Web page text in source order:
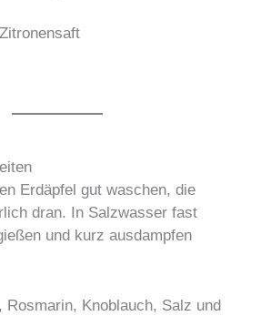
Erdäpfel gut waschen, die
dran. In Salzwasser fast
und kurz ausdampfen
Rosmarin, Knoblauch, Salz und